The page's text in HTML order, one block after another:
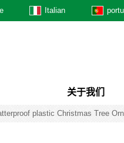
Italian
关于我们
plastic Christmas Tree